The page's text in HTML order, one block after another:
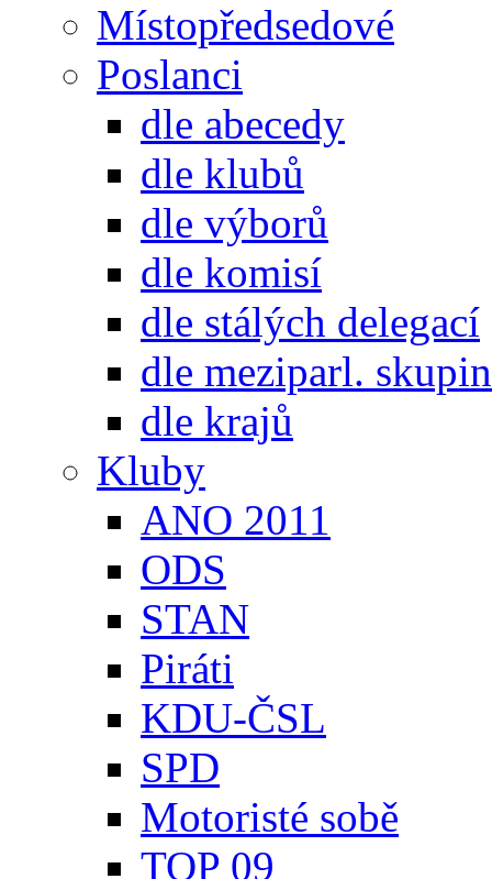
Místopředsedové
Poslanci
dle abecedy
dle klubů
dle výborů
dle komisí
dle stálých delegací
dle meziparl. skupin
dle krajů
Kluby
ANO 2011
ODS
STAN
Piráti
KDU-ČSL
SPD
Motoristé sobě
TOP 09